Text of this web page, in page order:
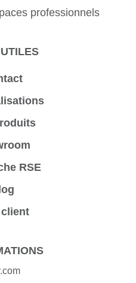
professionnels
RSE